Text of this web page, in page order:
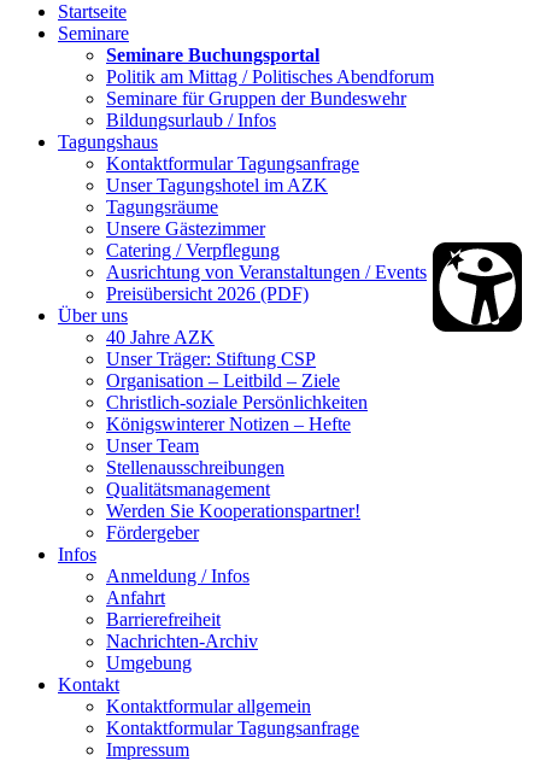
Startseite
Seminare
Seminare Buchungsportal
Politik am Mittag / Politisches Abendforum
Seminare für Gruppen der Bundeswehr
Bildungsurlaub / Infos
Tagungshaus
Kontaktformular Tagungsanfrage
Unser Tagungshotel im AZK
Tagungsräume
Unsere Gästezimmer
Catering / Verpflegung
Ausrichtung von Veranstaltungen / Events
Preisübersicht 2026 (PDF)
Über uns
40 Jahre AZK
Unser Träger: Stiftung CSP
Organisation – Leitbild – Ziele
Christlich-soziale Persönlichkeiten
Königswinterer Notizen – Hefte
Unser Team
Stellenausschreibungen
Qualitätsmanagement
Werden Sie Kooperationspartner!
Fördergeber
Infos
Anmeldung / Infos
Anfahrt
Barrierefreiheit
Nachrichten-Archiv
Umgebung
Kontakt
Kontaktformular allgemein
Kontaktformular Tagungsanfrage
Impressum